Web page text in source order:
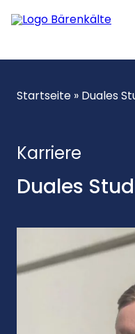
Startseite » Duales
Karriere
Duales